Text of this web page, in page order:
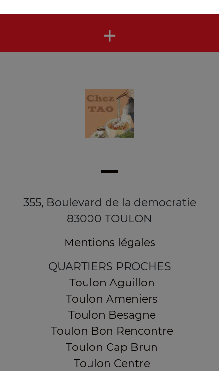
+
355, Boulevard de la democratie
83000 TOULON
Mentions légales
QUARTIERS PROCHES
Toulon Aguillon
Toulon Ameniers
Toulon Besagne
Toulon Bon Rencontre
Toulon Cap Brun
Toulon Centre